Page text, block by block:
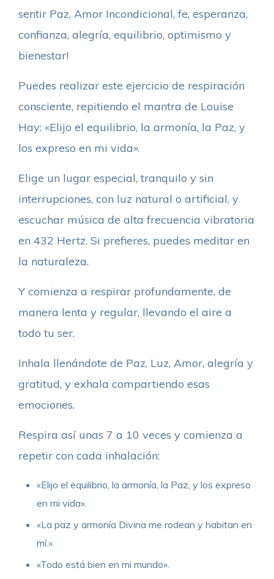
sentir Paz, Amor Incondicional, fe, esperanza,
confianza, alegría, equilibrio, optimismo y
bienestar!
Puedes realizar este ejercicio de respiración
consciente, repitiendo el mantra de Louise
Hay: «Elijo el equilibrio, la armonía, la Paz, y
los expreso en mi vida».
Elige un lugar especial, tranquilo y sin
interrupciones, con luz natural o artificial, y
escuchar música de alta frecuencia vibratoria
en 432 Hertz. Si prefieres, puedes meditar en
la naturaleza.
Y comienza a respirar profundamente, de
manera lenta y regular, llevando el aire a
todo tu ser.
Inhala llenándote de Paz, Luz, Amor, alegría y
gratitud, y exhala compartiendo esas
emociones.
Respira así unas 7 a 10 veces y comienza a
repetir con cada inhalación:
«Elijo el equilibrio, la armonía, la Paz, y los expreso
en mi vida».
«La paz y armonía Divina me rodean y habitan en
mí.»
«Todo está bien en mi mundo».